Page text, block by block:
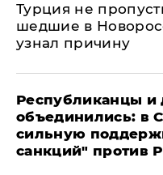
Турция не
шедшие в
узнал причину
Республиканцы и
объединились: в
сильную
санкций" против